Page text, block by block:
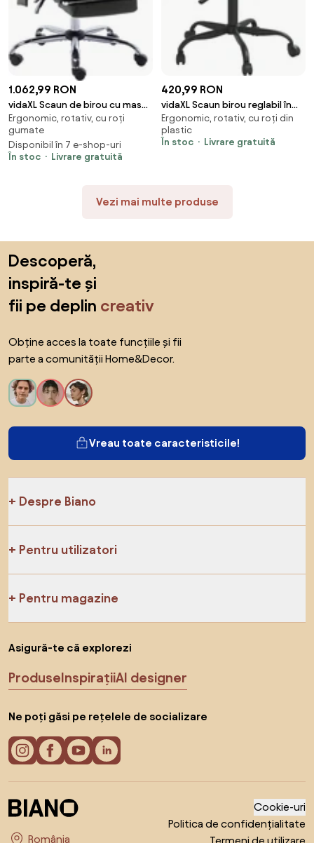
1.062,99 RON
vidaXL Scaun de birou cu masaj,
negru, piele ecologică
Ergonomic, rotativ, cu roți
gumate
Disponibil în 7 e-shop-uri
În stoc
Livrare gratuită
420,99 RON
vidaXL Scaun birou reglabil în
înălțime, alb, piele
artificială/plasă
Ergonomic, rotativ, cu roți din
plastic
În stoc
Livrare gratuită
Vezi mai multe produse
Descoperă,
inspiră-te și
fii pe deplin creativ
Obține acces la toate funcțiile și fii
parte a comunității Home&Decor.
Vreau toate caracteristicile!
Despre Biano
Pentru utilizatori
Pentru magazine
Asigură-te că explorezi
ProduseInspirațiiAI designer
Ne poți găsi pe rețelele de socializare
Cookie-uri
Politica de confidențialitate
Termeni de utilizare